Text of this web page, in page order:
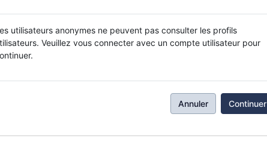
utilisateurs anonymes ne peuvent pas consulter les profils
Veuillez vous connecter avec un compte utilisateur pour
Annuler Continuer